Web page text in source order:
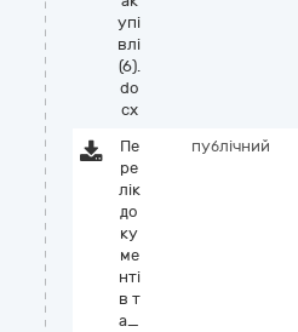
упі
влі
(6).
do
cx
Пе
ре
лік
до
ку
ме
нті
в т
а_
публічний